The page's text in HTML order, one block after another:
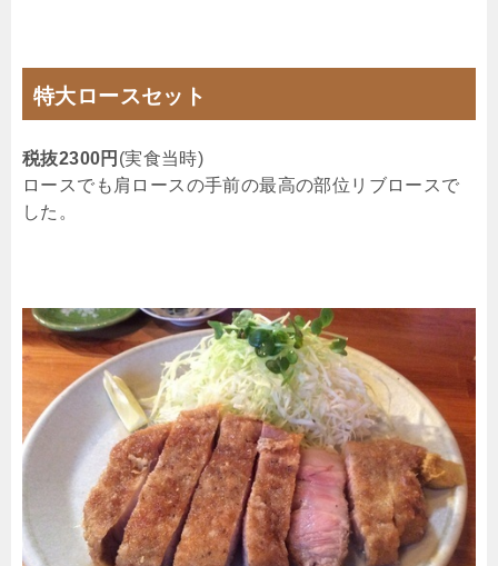
特大ロースセット
税抜2300円 (実食当時)
ロースでも肩ロースの手前の最高の部位リブロースで
した。